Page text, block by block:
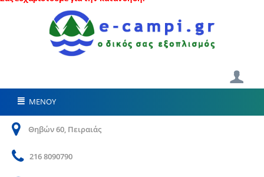
ΜΕΝΟΥ
Θηβών 60, Πειραιάς
216 8090790